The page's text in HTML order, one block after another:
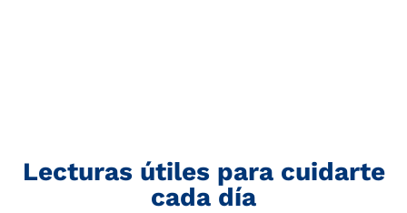
Lecturas útiles para cuidarte
cada día